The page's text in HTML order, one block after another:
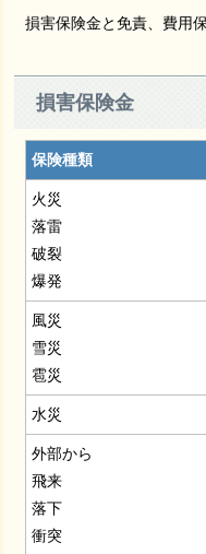
支払い方法
損害保険金と免責、費用
損害保険金
保険種類
火災
落雷
破裂
爆発
風災
雪災
雹災
水災
外部から
飛来
落下
衝突